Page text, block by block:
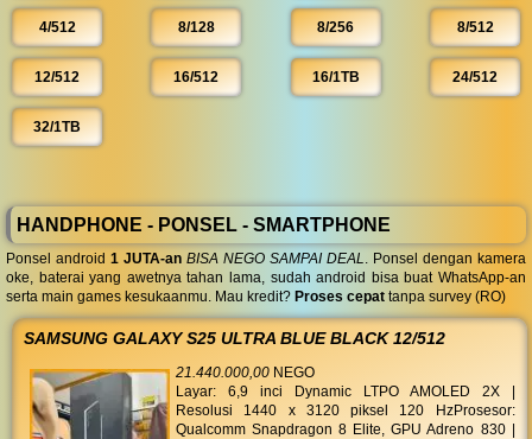
4/512 8/128 8/256 8/512
12/512 16/512 16/1TB 24/512
32/1TB
HANDPHONE - PONSEL - SMARTPHONE
Ponsel android 1 JUTA-an BISA NEGO SAMPAI DEAL. Ponsel dengan kamera
oke, baterai yang awetnya tahan lama, sudah android bisa buat WhatsApp-an
serta main games kesukaanmu. Mau kredit? Proses cepat tanpa survey (RO)
SAMSUNG GALAXY S25 ULTRA BLUE BLACK 12/512
21.440.000,00 NEGO
Layar: 6,9 inci Dynamic LTPO AMOLED 2X |
Resolusi 1440 x 3120 piksel 120 HzProsesor:
Qualcomm Snapdragon 8 Elite, GPU Adreno 830 |